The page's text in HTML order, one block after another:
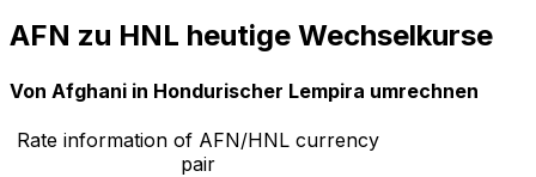
AFN zu HNL heutige Wechselkurse
Von Afghani in Hondurischer Lempira umrechnen
Rate information of AFN/HNL currency
pair